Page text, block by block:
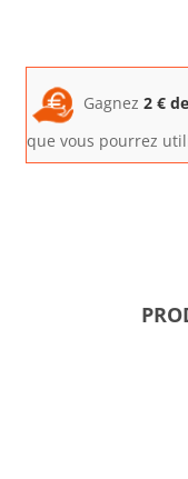
Gagnez 2 €
que vous pourrez